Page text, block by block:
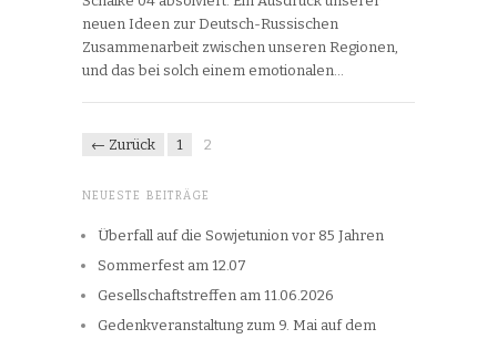
neuen Ideen zur Deutsch-Russischen
Zusammenarbeit zwischen unseren Regionen,
und das bei solch einem emotionalen…
← Zurück 1 2
NEUESTE BEITRÄGE
Überfall auf die Sowjetunion vor 85 Jahren
Sommerfest am 12.07
Gesellschaftstreffen am 11.06.2026
Gedenkveranstaltung zum 9. Mai auf dem